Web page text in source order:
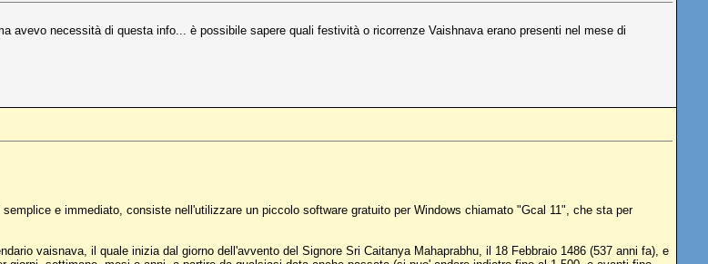
avevo necessità di questa info... è possibile sapere quali festività o ricorrenze Vaishnava erano presenti nel mese di
e immediato, consiste nell'utilizzare un piccolo software gratuito per Windows chiamato "Gcal 11", che sta per
vaisnava, il quale inizia dal giorno dell'avvento del Signore Sri Caitanya Mahaprabhu, il 18 Febbraio 1486 (537 anni fa), e